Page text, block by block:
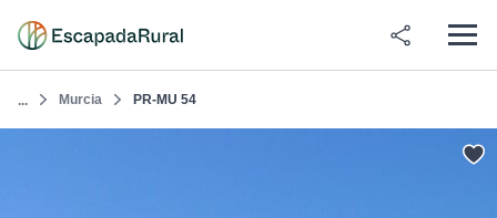
... Murcia PR-MU 54